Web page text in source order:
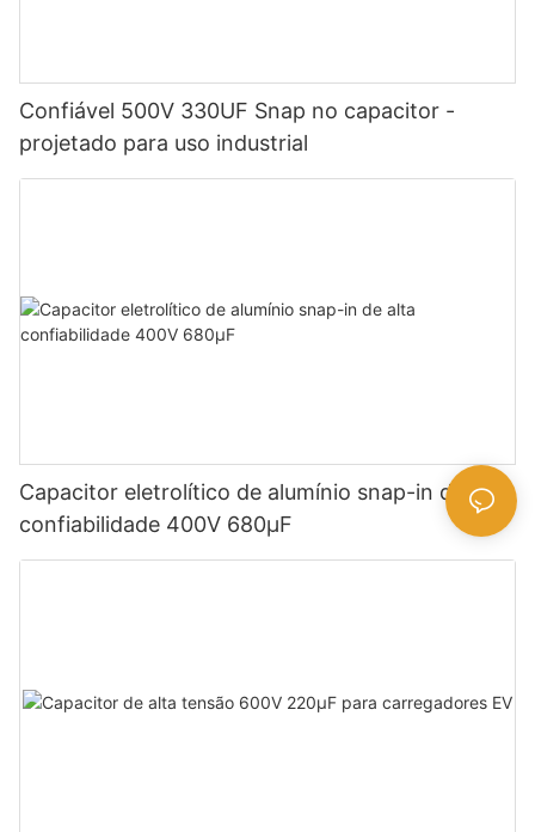
Confiável 500V 330UF Snap no capacitor -
projetado para uso industrial
Capacitor eletrolítico de alumínio snap-in de alta
confiabilidade 400V 680µF